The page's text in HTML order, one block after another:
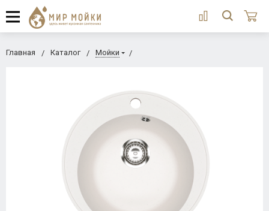
Главная Каталог Мойки